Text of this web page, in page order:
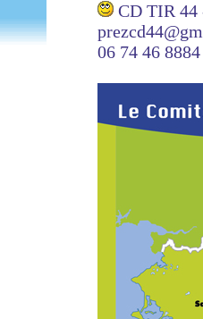
CD TIR 44
06 74 46 8884